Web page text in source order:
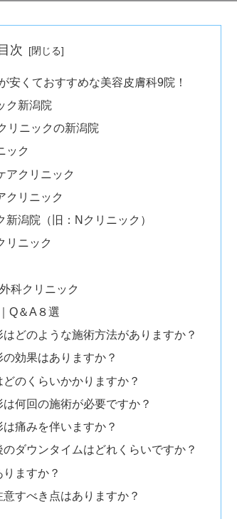
次
安くておすすめな美容皮膚科9院！
ク新潟院
リニックの新潟院
ック
アクリニック
クリニック
潟院（旧：Nクリニック）
リニック
科クリニック
Q＆A８選
どのような施術方法がありますか？
効果はありますか？
のくらいかかりますか？
何回の施術が必要ですか？
痛みを伴いますか？
ダウンタイムはどれくらいですか？
ますか？
すべき点はありますか？